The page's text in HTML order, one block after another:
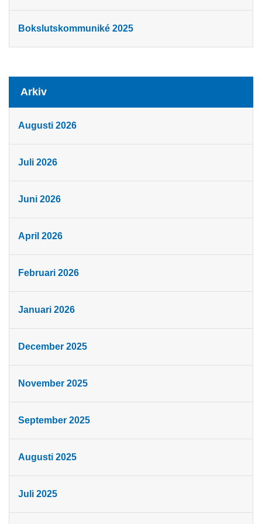
Bokslutskommuniké 2025
Arkiv
Augusti 2026
Juli 2026
Juni 2026
April 2026
Februari 2026
Januari 2026
December 2025
November 2025
September 2025
Augusti 2025
Juli 2025